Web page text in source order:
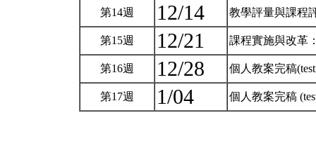
第14週 12/14 教學評量與課程
第15週 12/21 課程實施與改革
第16週 12/28 個人教案完稿
第17週 1/04 個人教案完稿